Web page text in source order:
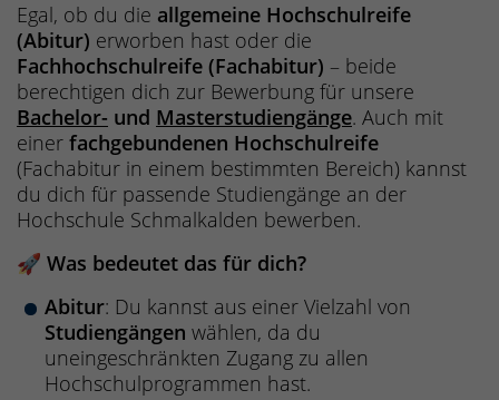
Egal, ob du die allgemeine Hochschulreife
(Abitur) erworben hast oder die
Fachhochschulreife (Fachabitur) – beide
berechtigen dich zur Bewerbung für unsere
Bachelor- und Masterstudiengänge. Auch mit
einer fachgebundenen Hochschulreife
(Fachabitur in einem bestimmten Bereich) kannst
du dich für passende Studiengänge an der
Hochschule Schmalkalden bewerben.
🚀 Was bedeutet das für dich?
Abitur: Du kannst aus einer Vielzahl von
Studiengängen wählen, da du
uneingeschränkten Zugang zu allen
Hochschulprogrammen hast.